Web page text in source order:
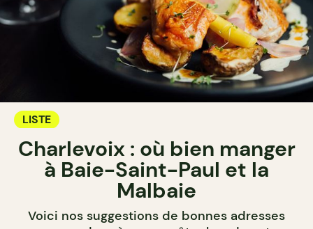
LISTE
Charlevoix : où bien manger
à Baie-Saint-Paul et la
Malbaie
Voici nos suggestions de bonnes adresses